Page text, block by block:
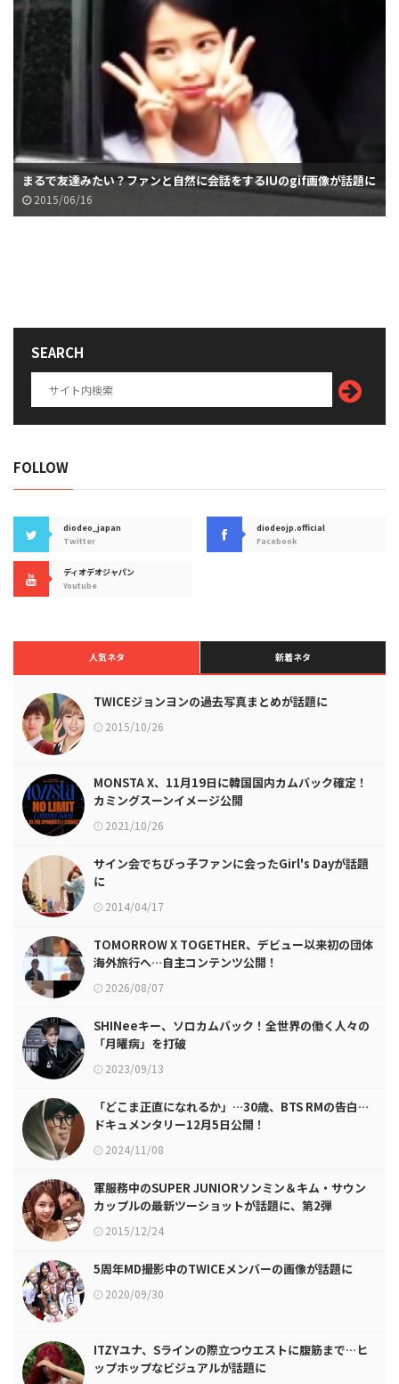
まるで友達みたい？ファンと自然に会話をするIUのgif画像が話題に
2015/06/16
SEARCH
FOLLOW
diodeo_japan
Twitter
diodeojp.official
Facebook
ディオデオジャパン
Youtube
人気ネタ 新着ネタ
TWICEジョンヨンの過去写真まとめが話題に
2015/10/26
MONSTA X、11月19日に韓国国内カムバック確定！
カミングスーンイメージ公開
2021/10/26
サイン会でちびっ子ファンに会ったGirl's Dayが話題
に
2014/04/17
TOMORROW X TOGETHER、デビュー以来初の団体
海外旅行へ…自主コンテンツ公開！
2026/08/07
SHINeeキー、ソロカムバック！全世界の働く人々の
「月曜病」を打破
2023/09/13
「どこま正直になれるか」…30歳、BTS RMの告白…
ドキュメンタリー12月5日公開！
2024/11/08
軍服務中のSUPER JUNIORソンミン＆キム・サウン
カップルの最新ツーショットが話題に、第2弾
2015/12/24
5周年MD撮影中のTWICEメンバーの画像が話題に
2020/09/30
ITZYユナ、Sラインの際立つウエストに腹筋まで…ヒ
ップホップなビジュアルが話題に